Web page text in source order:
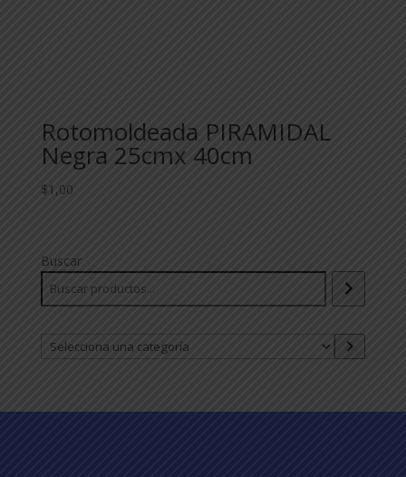
Rotomoldeada PIRAMIDAL
Negra 25cmx 40cm
$ 1,00
Buscar
Selecciona
una